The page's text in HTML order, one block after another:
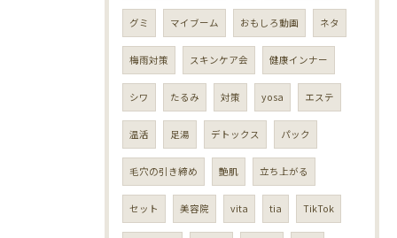
グミ マイブーム おもしろ動画 ネタ
梅雨対策 スキンケア会 健康インナー
シワ たるみ 対策 yosa エステ
温活 足湯 デトックス パック
毛穴の引き締め 艶肌 立ち上がる
セット 美容院 vita tia TikTok